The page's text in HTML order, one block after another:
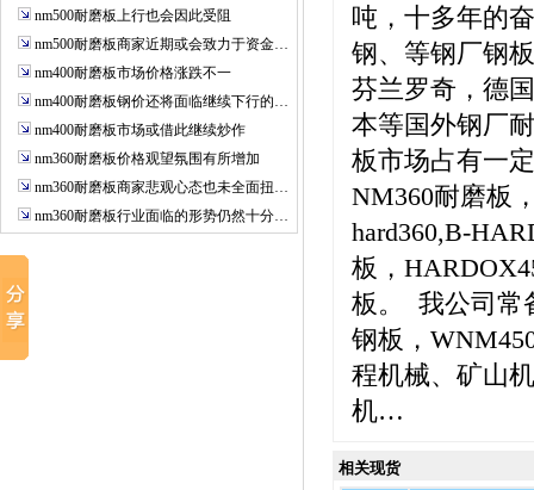
nm500耐磨板上行也会因此受阻
nm500耐磨板商家近期或会致力于资金…
nm400耐磨板市场价格涨跌不一
nm400耐磨板钢价还将面临继续下行的…
nm400耐磨板市场或借此继续炒作
nm360耐磨板价格观望氛围有所增加
nm360耐磨板商家悲观心态也未全面扭…
nm360耐磨板行业面临的形势仍然十分…
吨，十多年的
钢、等钢厂钢
芬兰罗奇，德
本等国外钢厂
板市场占有一
NM360耐磨板
hard360,B-
板，
板。 我公司常
钢板，
程机械、矿山
机…
相关现货